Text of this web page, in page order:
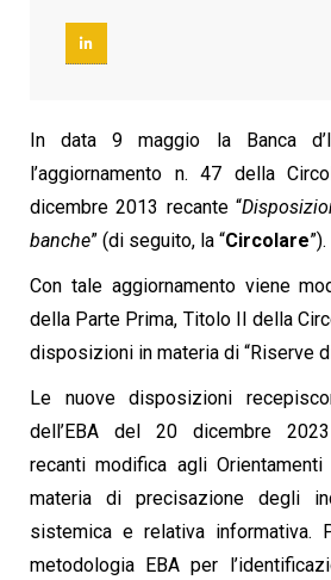
In data 9 maggio la Banca
l’aggiornamento n. 47 della
dicembre 2013 recante “
banche” (di seguito, la “Circolare”).
Con tale aggiornamento viene
della Parte Prima, Titolo II della
disposizioni in materia di “Riserve
Le nuove disposizioni
dell’EBA del 20 dicembre
recanti modifica agli
materia di precisazione degli
sistemica e relativa informativa.
metodologia EBA per